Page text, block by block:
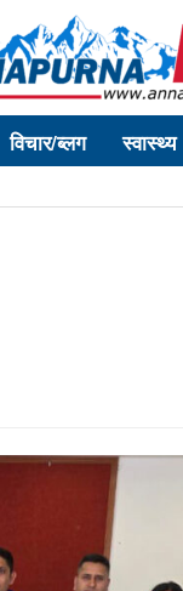
विचार/ब्लग स्वास्थ्य